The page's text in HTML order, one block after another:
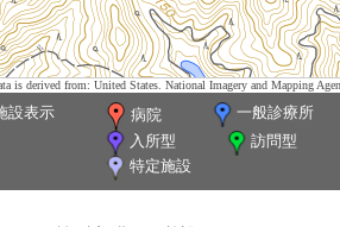
is derived from: United States. National Imagery and Mapping
設表示 病院 一般診療所
入所型
訪問型
特定施設